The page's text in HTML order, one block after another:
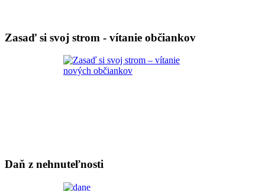
Zasaď si svoj strom - vítanie občiankov
Daň z nehnuteľnosti